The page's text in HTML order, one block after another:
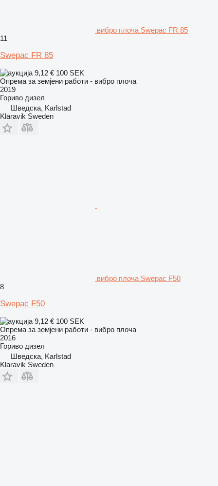
вибро плоча Swepac FR 85
11
Swepac FR 85
9,12 € 100 SEK
Опрема за земјени работи - вибро плоча
2019
Гориво дизел
Шведска, Karlstad
Klaravik Sweden
вибро плоча Swepac F50
8
Swepac F50
9,12 € 100 SEK
Опрема за земјени работи - вибро плоча
2016
Гориво дизел
Шведска, Karlstad
Klaravik Sweden